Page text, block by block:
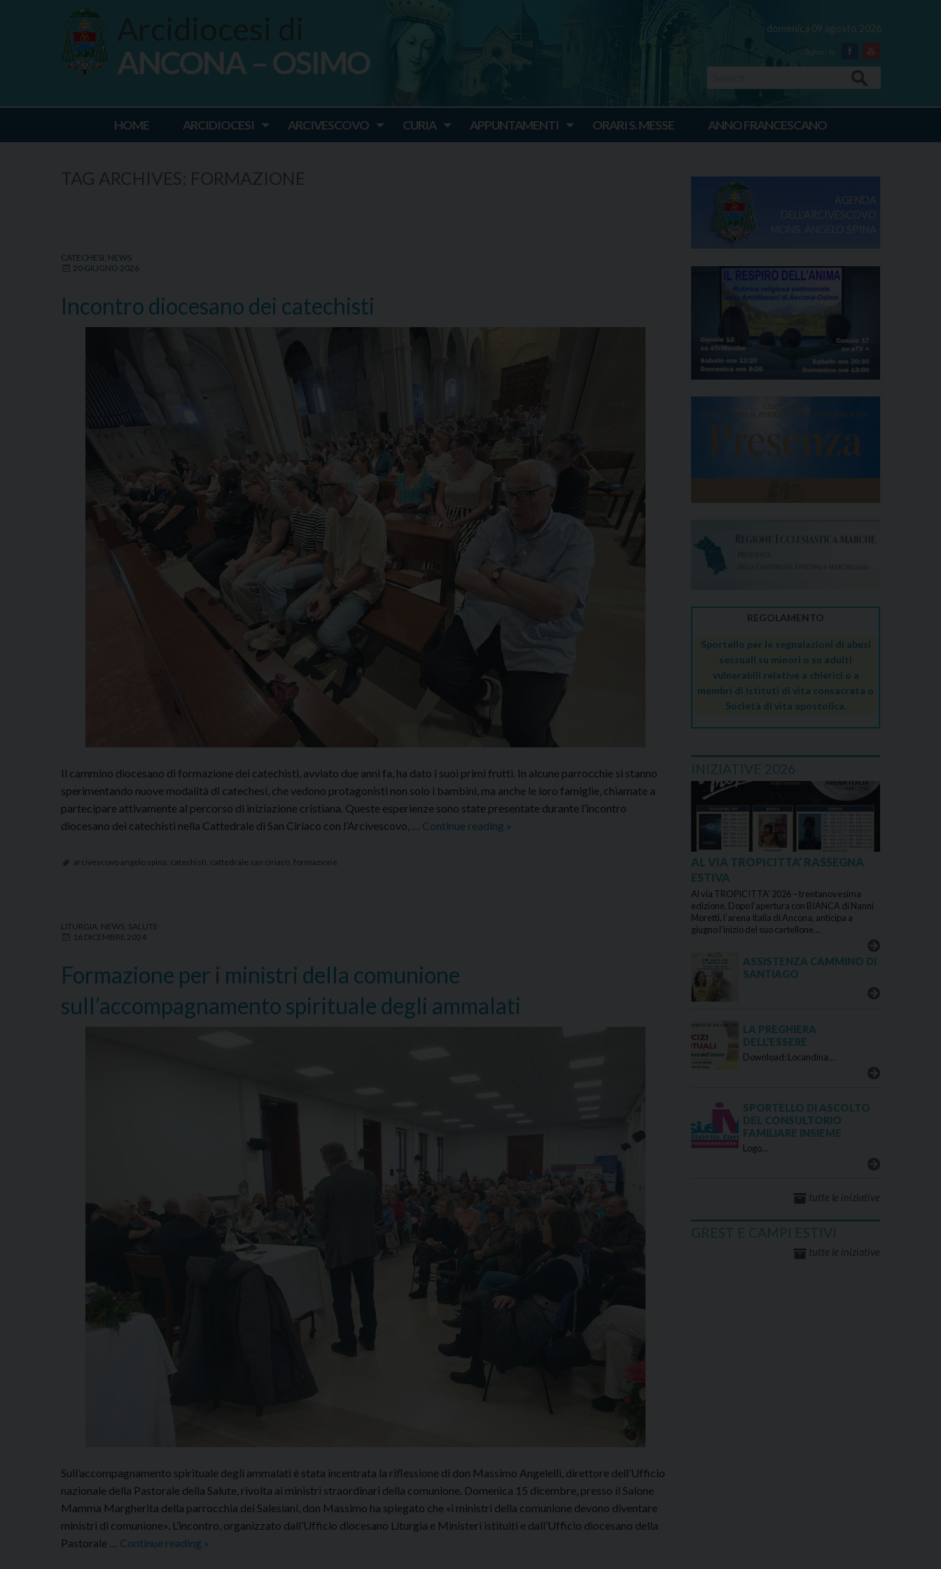
domenica 09 agosto 2026
Facebook
Youtube
Ancona Osimo
ANCONA – OSIMO
HOME ARCIDIOCESI ARCIVESCOVO CURIA APPUNTAMENTI ORARI S. MESSE ANNO FRANCESCANO
CATECHESI NEWS
20 GIUGNO 2026
Incontro diocesano dei catechisti
Il cammino diocesano di formazione dei catechisti, avviato due anni fa, ha dato i suoi primi frutti. In alcune parrocchie si stanno
sperimentando nuove modalità di catechesi, che vedono protagonisti non solo i bambini, ma anche le loro famiglie, chiamate a
partecipare attivamente al percorso di iniziazione cristiana. Queste esperienze sono state presentate durante l’incontro
diocesano dei catechisti nella Cattedrale di San Ciriaco con l’Arcivescovo, … Continue reading Incontro
»
arcivescovo angelo spina catechisti cattedrale san ciriaco formazione
LITURGIA NEWS SALUTE
16 DICEMBRE 2024
Formazione per i ministri della comunione
sull’accompagnamento spirituale degli ammalati
Sull’accompagnamento spirituale degli ammalati è stata incentrata la riflessione di don Massimo Angelelli, direttore dell’Ufficio
nazionale della Pastorale della Salute, rivolta ai ministri straordinari della comunione. Domenica 15 dicembre, presso il Salone
Mamma Margherita della parrocchia dei Salesiani, don Massimo ha spiegato che «i ministri della comunione devono diventare
ministri di comunione». L’incontro, organizzato dall’Ufficio diocesano Liturgia e Ministeri istituiti e dall’Ufficio diocesano della
Pastorale … Continue reading Formazione
»
AGENDA
DELL'ARCIVESCOVO
REGOLAMENTO
Sportello per le segnalazioni di abusi
sessuali su minori o su adulti
vulnerabili relative a chierici o a
membri di Istituti di vita consacrata o
Società di vita apostolica.
INIZIATIVE 2026
AL VIA TROPICITTA’ RASSEGNA
ESTIVA
Al via TROPICITTA’ 2026 – trentanovesima
edizione. Dopo l’apertura con BIANCA di Nanni
Moretti, l’arena Italia di Ancona, anticipa a
giugno l’inizio del suo cartellone…
ASSISTENZA CAMMINO DI
SANTIAGO
LA PREGHIERA
DELL’ESSERE
Download: Locandina…
SPORTELLO DI ASCOLTO
DEL CONSULTORIO
FAMILIARE INSIEME
Logo…
tutte le iniziative
GREST E CAMPI ESTIVI
tutte le iniziative